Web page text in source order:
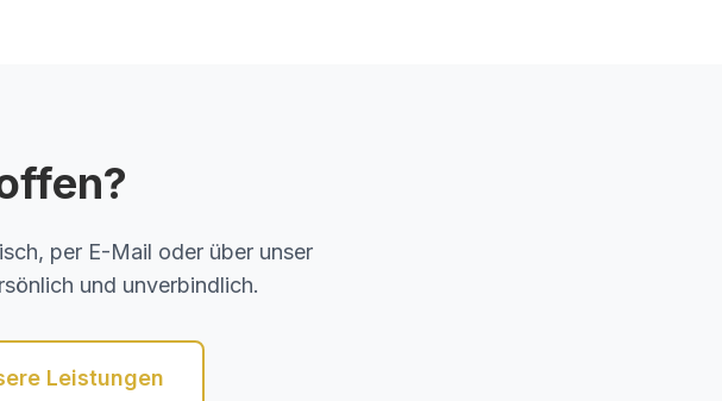
per E-Mail oder über unser
und unverbindlich.
Leistungen